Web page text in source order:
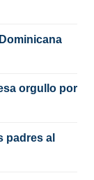
orgullo por
padres al